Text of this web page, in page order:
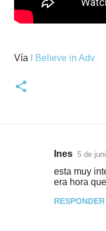
Vía I Believe in Adv
Ines 5 de
esta muy
era hora
RESPONDER